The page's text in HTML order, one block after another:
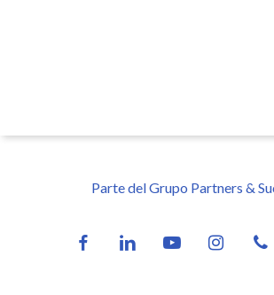
Parte del Grupo Partners &
facebooklinkedin youtube instagram